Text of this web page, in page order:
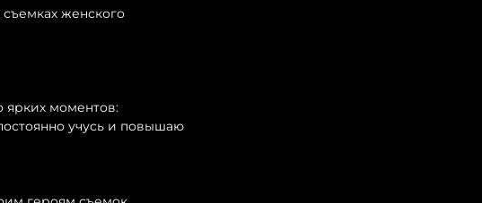
женского
ярких моментов:
учусь и повышаю